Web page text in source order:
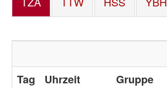
Tag Uhrzeit
Gruppe